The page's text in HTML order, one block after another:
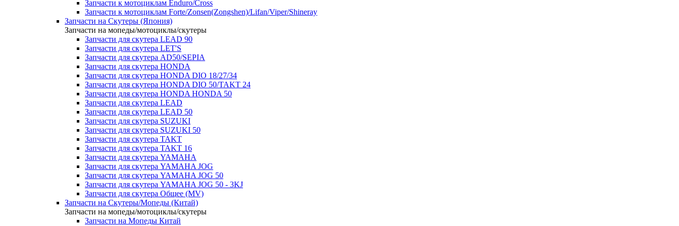
Запчасти к мотоциклам Enduro/Cross
Запчасти к мотоциклам Forte/Zonsen(Zongshen)/Lifan/Viper/Shineray
Запчасти на Скутеры (Япония)
Запчасти на мопеды/мотоциклы/скутеры
Запчасти для скутера LEAD 90
Запчасти для скутера LET'S
Запчасти для скутера AD50/SEPIA
Запчасти для скутера HONDA
Запчасти для скутера HONDA DIO 18/27/34
Запчасти для скутера HONDA DIO 50/TAKT 24
Запчасти для скутера HONDA HONDA 50
Запчасти для скутера LEAD
Запчасти для скутера LEAD 50
Запчасти для скутера SUZUKI
Запчасти для скутера SUZUKI 50
Запчасти для скутера TAKT
Запчасти для скутера TAKT 16
Запчасти для скутера YAMAHA
Запчасти для скутера YAMAHA JOG
Запчасти для скутера YAMAHA JOG 50
Запчасти для скутера YAMAHA JOG 50 - 3KJ
Запчасти для скутера Общее (MV)
Запчасти на Скутеры/Мопеды (Китай)
Запчасти на мопеды/мотоциклы/скутеры
Запчасти на Мопеды Китай